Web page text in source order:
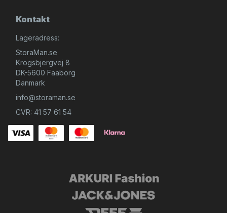
Kontakt
Lageradress:
StoraMan.se
Krogsbjergvej 8
DK-5600 Faaborg
Danmark
info@storaman.se
CVR: 41 57 61 54